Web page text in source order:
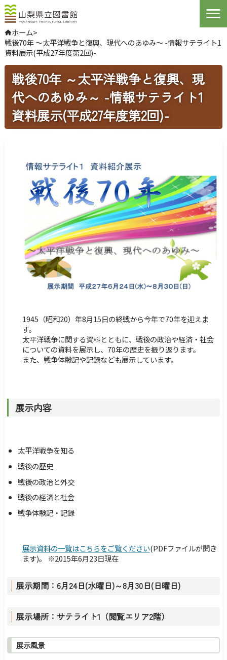
Open
やさしい日本語
よくある質問
お問い合わせ
ログインする
読み上げ
障害のある方へ
交通・アクセス
サイトマップ
Foreign Language
検索
ホーム>
戦後70年 ～太平洋戦争と復興、現代へのあゆみ～ -情報サテライト1
資料展示(平成27年度第2回)-
戦後70年 ～太平洋戦争と復興、現
代へのあゆみ～ -情報サテライト1
資料展示(平成27年度第2回)-
1945（昭和20）年8月15日の終戦から今年で70年を迎えま
す。
太平洋戦争に関する資料とともに、戦後の政治や経済・社会
についての資料を展示し、70年の歴史を振り返ります。
また、戦争体験記や記録なども展示しています。
展示内容
太平洋戦争を知る
戦後の歴史
戦後の政治と外交
戦後の経済と社会
戦争体験記・記録
展示資料の一覧はこちらをご覧ください(PDFファイルが開き
ます)。 ※2015年6月23日現在
展示期間：6月24日(水曜日)～8月30日(日曜日)
展示場所：サテライト1（閲覧エリア2階）
展示風景